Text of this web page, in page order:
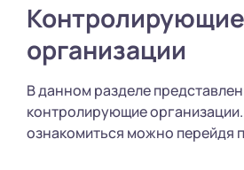
Контролирующие
организации
В данном разделе
контролирующие
ознакомиться можно перейдя